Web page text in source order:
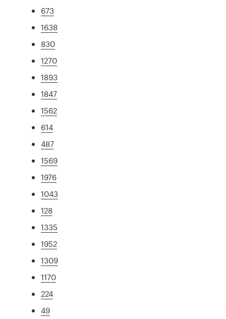
673
1638
830
1270
1893
1847
1562
614
487
1569
1976
1043
128
1335
1952
1309
1170
224
49